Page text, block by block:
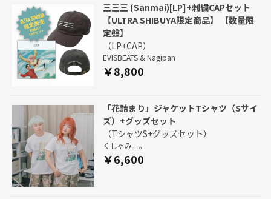
三三三 (Sanmai)[LP]+刺繍CAPセット
【ULTRA SHIBUYA限定商品】 【数量限
定盤】
（LP+CAP）
EVISBEATS & Nagipan
￥8,800
「花詰まり」ジャケットTシャツ（Sサイ
ズ）+グッズセット
（TシャツS+グッズセット）
くしゃみ。。
￥6,600